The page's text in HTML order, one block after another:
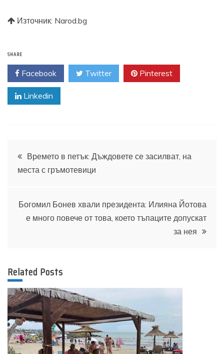
Източник: Narod.bg
SHARE
Facebook Twitter Pinterest
Linkedin
Навигация
Времето в петък: Дъждовете се засилват, на
места с гръмотевици
Богомил Бонев хвали президента: Илияна Йотова
е много повече от това, което тъпаците допускат
за нея
Related Posts